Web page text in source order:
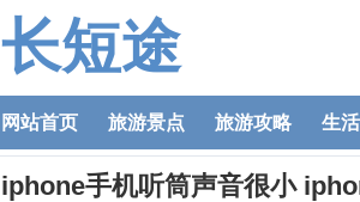
长短途
网站首页 旅游景点 旅游攻略 生
iphone手机听筒声音很小